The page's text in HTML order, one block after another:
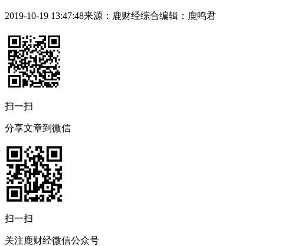
2019-10-19 13:47:48来源：鹿财经综合编辑：鹿鸣君
扫一扫
分享文章到微信
扫一扫
关注鹿财经微信公众号